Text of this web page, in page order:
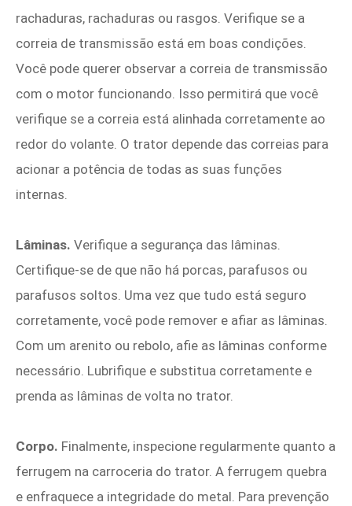
rachaduras, rachaduras ou rasgos. Verifique se a
correia de transmissão está em boas condições.
Você pode querer observar a correia de transmissão
com o motor funcionando. Isso permitirá que você
verifique se a correia está alinhada corretamente ao
redor do volante. O trator depende das correias para
acionar a potência de todas as suas funções
internas.
Lâminas. Verifique a segurança das lâminas.
Certifique-se de que não há porcas, parafusos ou
parafusos soltos. Uma vez que tudo está seguro
corretamente, você pode remover e afiar as lâminas.
Com um arenito ou rebolo, afie as lâminas conforme
necessário. Lubrifique e substitua corretamente e
prenda as lâminas de volta no trator.
Corpo. Finalmente, inspecione regularmente quanto a
ferrugem na carroceria do trator. A ferrugem quebra
e enfraquece a integridade do metal. Para prevenção